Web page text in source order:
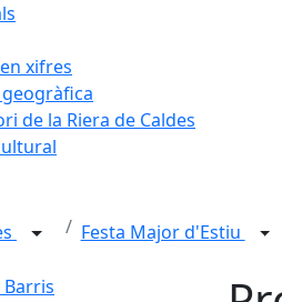
xifres
de la Riera de Caldes
Festa Major d'Estiu
Barris